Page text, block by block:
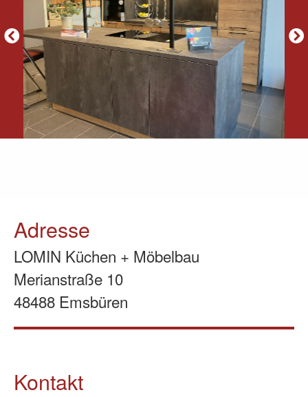
Adresse
LOMIN Küchen + Möbelbau
Merianstraße 10
48488 Emsbüren
Kontakt